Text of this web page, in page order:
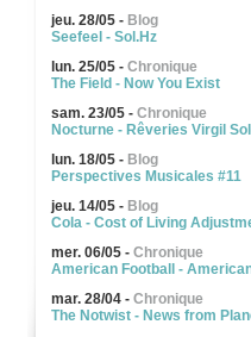
jeu. 28/05 - Blog
Seefeel - Sol.Hz
lun. 25/05 - Chronique
The Field - Now You Exist
sam. 23/05 - Chronique
Nocturne - Rêveries Virgil
lun. 18/05 - Blog
Perspectives Musicales #11
jeu. 14/05 - Blog
Cola - Cost of Living
mer. 06/05 - Chronique
American Football -
mar. 28/04 - Chronique
The Notwist - News from